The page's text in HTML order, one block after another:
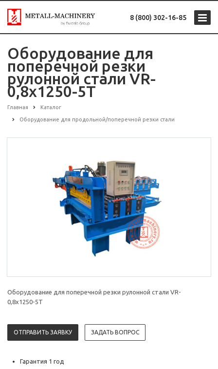
8 (800) 302-16-85
Оборудование для
поперечной резки
рулонной стали VR-
0,8х1250-5T
Главная Каталог
Оборудование для продольной/поперечной резки стали
Оборудование для поперечной резки рулонной стали VR-
0,8х1250-5T
ОТПРАВИТЬ ЗАЯВКУ ЗАДАТЬ ВОПРОС
Гарантия 1 год